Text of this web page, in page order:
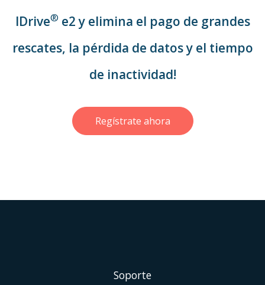
IDrive® e2 y elimina el pago de grandes
rescates, la pérdida de datos y el tiempo
de inactividad!
Regístrate ahora
Soporte